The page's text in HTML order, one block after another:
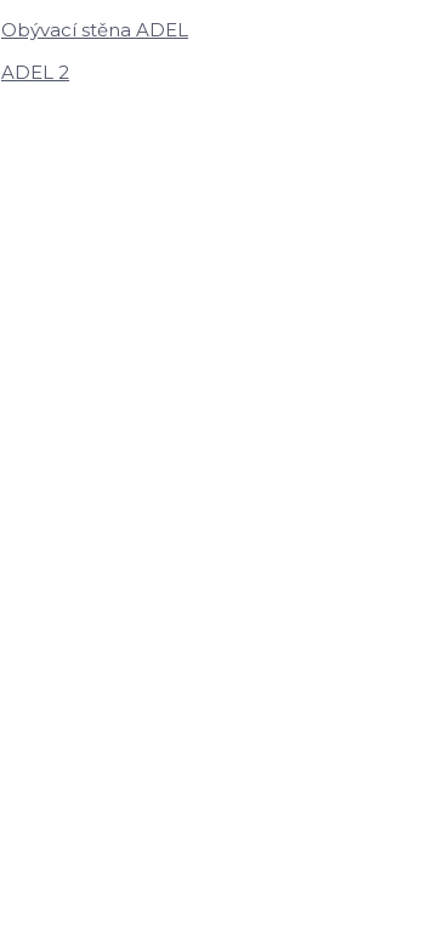
Obývací stěna ADEL
ADEL 2